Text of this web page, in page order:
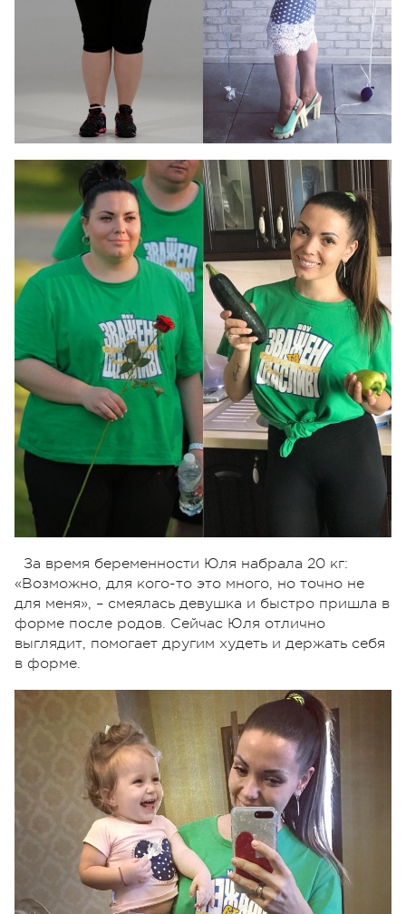
За время беременности Юля набрала 20 кг:
«Возможно, для кого-то это много, но точно не
для меня», – смеялась девушка и быстро пришла в
форме после родов. Сейчас Юля отлично
выглядит, помогает другим худеть и держать себя
в форме.